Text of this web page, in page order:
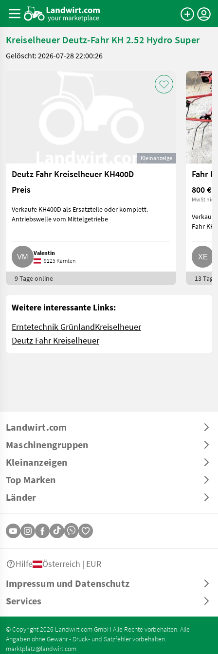
Kreiselheuer Deutz-Fahr KH 2.52 Hydro Super
Gelöscht: 2026-07-28 22:00:26
Kleinanzeige
Deutz Fahr Kreiselheuer KH400D
Preis
Verkaufe KH400D als Ersatzteile oder komplett.
Antriebswelle vom Mittelgetriebe
Valentin
9125 Kärnten
9 Tage online
Fahr
800 €
MwSt
Fahr KH
13
Weitere interessante Links:
Erntetechnik GrünlandKreiselheuer
Deutz Fahr Kreiselheuer
Landwirt.com
Maschinengruppen
Kleinanzeigen
Top Marken
Länder
Impressum und Datenschutz
Services
Hilfe Österreich | EUR
© Copyright 2026 Landwirt.com GmbH Alle Rechte vorbehalten. Alle
Angaben ohne Gewähr - Druck- und Satzfehler vorbehalten.
marktplatz@landwirt.com